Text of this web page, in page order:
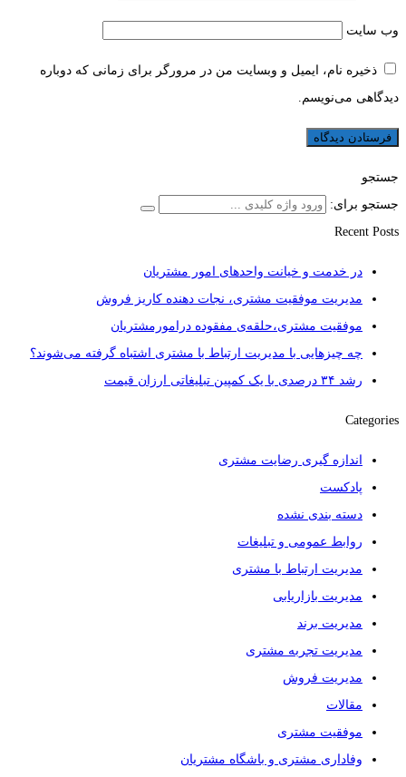
وب‌ سایت
ذخیره نام، ایمیل و وبسایت من در مرورگر برای زمانی که دوباره
دیدگاهی می‌نویسم.
جستجو
جستجو برای:
Recent Posts
در خدمت و خیانت واحدهای امور مشتریان
مدیریت موفقیت مشتری، نجات دهنده کاریز فروش
موفقیت مشتری،حلقه‌ی مفقوده درامورمشتریان
چه چیزهایی با مدیریت ارتباط با مشتری اشتباه گرفته می‌شوند؟
رشد ۳۴ درصدی با یک کمپین تبلیغاتی ارزان قیمت
Categories
اندازه گیری رضایت مشتری
پادکست
دسته بندی نشده
روابط عمومی و تبلیغات
مدیریت ارتباط با مشتری
مدیریت بازاریابی
مدیریت برند
مدیریت تجربه مشتری
مدیریت فروش
مقالات
موفقیت مشتری
وفاداری مشتری و باشگاه مشتریان